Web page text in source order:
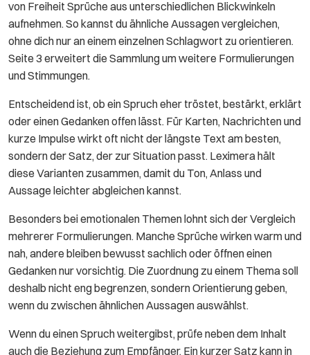
von Freiheit Sprüche aus unterschiedlichen Blickwinkeln
aufnehmen. So kannst du ähnliche Aussagen vergleichen,
ohne dich nur an einem einzelnen Schlagwort zu orientieren.
Seite 3 erweitert die Sammlung um weitere Formulierungen
und Stimmungen.
Entscheidend ist, ob ein Spruch eher tröstet, bestärkt, erklärt
oder einen Gedanken offen lässt. Für Karten, Nachrichten und
kurze Impulse wirkt oft nicht der längste Text am besten,
sondern der Satz, der zur Situation passt. Leximera hält
diese Varianten zusammen, damit du Ton, Anlass und
Aussage leichter abgleichen kannst.
Besonders bei emotionalen Themen lohnt sich der Vergleich
mehrerer Formulierungen. Manche Sprüche wirken warm und
nah, andere bleiben bewusst sachlich oder öffnen einen
Gedanken nur vorsichtig. Die Zuordnung zu einem Thema soll
deshalb nicht eng begrenzen, sondern Orientierung geben,
wenn du zwischen ähnlichen Aussagen auswählst.
Wenn du einen Spruch weitergibst, prüfe neben dem Inhalt
auch die Beziehung zum Empfänger. Ein kurzer Satz kann in